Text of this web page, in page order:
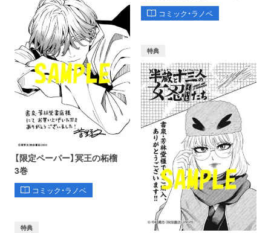
コミック・ラノベ
【限定ペーパー】冥王の柘榴
3巻
コミック・ラノベ
特典
特典